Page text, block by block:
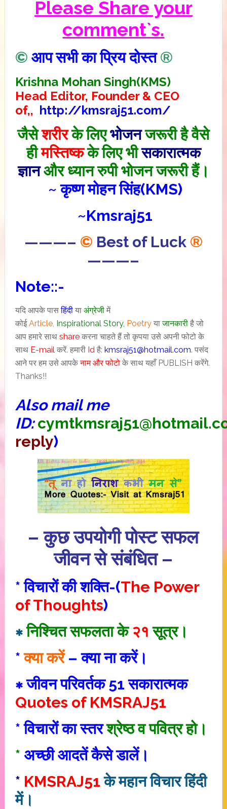
Please Share your
comment`s.
© आप सभी का प्रिय दोस्त®
Krishna Mohan Singh(KMS)
Head Editor, Founder & CEO
of,, http://kmsraj51.com/
जैसेशरीरके लिएभोजनजरूरी है वैसे
हीमस्तिष्कके लिए भीसकारात्मक
ज्ञानऔर ध्यान रुपी भोजन जरूरी हैं।
~ कृष्ण मोहन सिंह(KMS)
~Kmsraj51
———– © Best of Luck ®
———–
Note::-
यदि आपके पासहिंदीया अंग्रेजीमें
कोईArticle, Inspirational Story, Poetryयाजानकारीहै जो
आप हमारे साथ share करना चाहते हैं तो कृपया उसे अपनी फोटो के
साथ E-mailकरें. हमारी Idहै: kmsraj51@hotmail.com. पसंद
आने पर हम उसे आपकेनाम और फोटोके साथ यहाँ PUBLISH करेंगे.
Thanks!!
Also mail me
ID:
reply)
– कुछ उपयोगी पोस्ट सफल
जीवन से संबंधित –
* विचारों की शक्ति-(The Power
of Thoughts)
∗निश्चित सफलता के २१ सूत्र।
*क्या करें– क्या ना करें।
∗ जीवन परिवर्तक 51 सकारात्मक
Quotes of KMSRAJ51
* विचारों का स्तरश्रेष्ठ व पवित्र हो।
* अच्छी आदतें कैसे डालें।
* KMSRAJ51 के महान विचार हिंदी
में।